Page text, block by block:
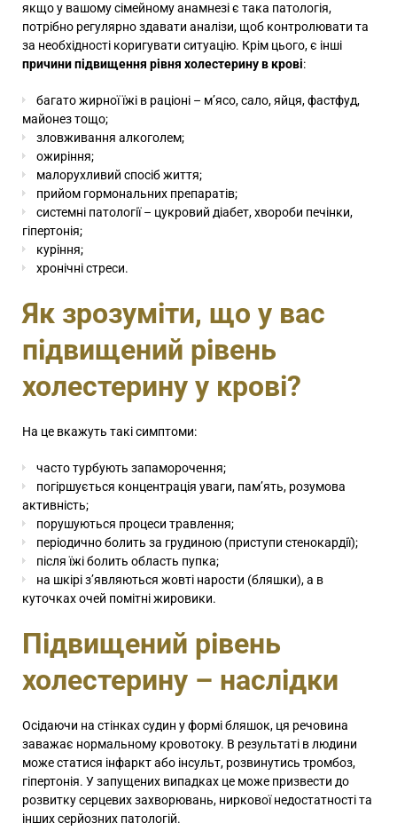
якщо у вашому сімейному анамнезі є така патологія,
потрібно регулярно здавати аналізи, щоб контролювати та
за необхідності коригувати ситуацію. Крім цього, є інші
причини підвищення рівня холестерину в крові:
багато жирної їжі в раціоні – м’ясо, сало, яйця, фастфуд,
майонез тощо;
зловживання алкоголем;
ожиріння;
малорухливий спосіб життя;
прийом гормональних препаратів;
системні патології – цукровий діабет, хвороби печінки,
гіпертонія;
куріння;
хронічні стреси.
Як зрозуміти, що у вас
підвищений рівень
холестерину у крові?
На це вкажуть такі симптоми:
часто турбують запаморочення;
погіршується концентрація уваги, пам’ять, розумова
активність;
порушуються процеси травлення;
періодично болить за грудиною (приступи стенокардії);
після їжі болить область пупка;
на шкірі з’являються жовті нарости (бляшки), а в
куточках очей помітні жировики.
Підвищений рівень
холестерину – наслідки
Осідаючи на стінках судин у формі бляшок, ця речовина
заважає нормальному кровотоку. В результаті в людини
може статися інфаркт або інсульт, розвинутись тромбоз,
гіпертонія. У запущених випадках це може призвести до
розвитку серцевих захворювань, ниркової недостатності та
інших серйозних патологій.